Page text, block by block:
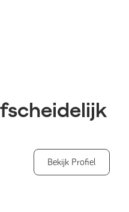
Bekijk Profiel